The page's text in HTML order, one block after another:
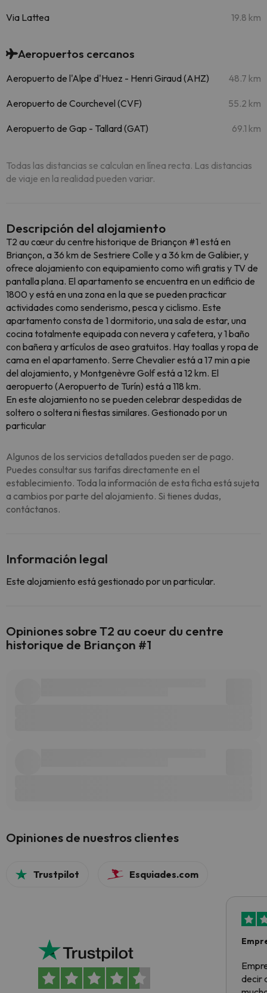
Via Lattea 19.8 km
Aeropuertos cercanos
Aeropuerto de l'Alpe d'Huez - Henri Giraud (AHZ) 48.7 km
Aeropuerto de Courchevel (CVF) 55.2 km
Aeropuerto de Gap - Tallard (GAT) 69.1 km
Todas las distancias se calculan en línea recta. Las distancias
de viaje en la realidad pueden variar.
Descripción del alojamiento
T2 au cœur du centre historique de Briançon #1 está en
Briançon, a 36 km de Sestriere Colle y a 36 km de Galibier, y
ofrece alojamiento con equipamiento como wifi gratis y TV de
pantalla plana. El apartamento se encuentra en un edificio de
1800 y está en una zona en la que se pueden practicar
actividades como senderismo, pesca y ciclismo. Este
apartamento consta de 1 dormitorio, una sala de estar, una
cocina totalmente equipada con nevera y cafetera, y 1 baño
con bañera y artículos de aseo gratuitos. Hay toallas y ropa de
cama en el apartamento. Serre Chevalier está a 17 min a pie
del alojamiento, y Montgenèvre Golf está a 12 km. El
aeropuerto (Aeropuerto de Turín) está a 118 km.
En este alojamiento no se pueden celebrar despedidas de
soltero o soltera ni fiestas similares. Gestionado por un
particular
Algunos de los servicios detallados pueden ser de pago.
Puedes consultar sus tarifas directamente en el
establecimiento. Toda la información de esta ficha está sujeta
a cambios por parte del alojamiento. Si tienes dudas,
contáctanos.
Información legal
Este alojamiento está gestionado por un particular.
Opiniones sobre T2 au coeur du centre
historique de Briançon #1
Opiniones de nuestros clientes
Trustpilot Esquiades.com
decir